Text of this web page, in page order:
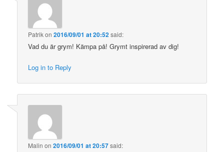
Patrikon2016/09/01 at 20:52said:
Vad du är grym! Kämpa på! Grymt inspirerad av dig!
Log in to Reply
Malin on2016/09/01 at 20:57said: